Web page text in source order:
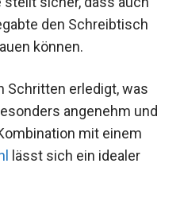
den Schreibtisch
können.
Schritten erledigt, was
angenehm und
mit einem
lässt sich ein idealer